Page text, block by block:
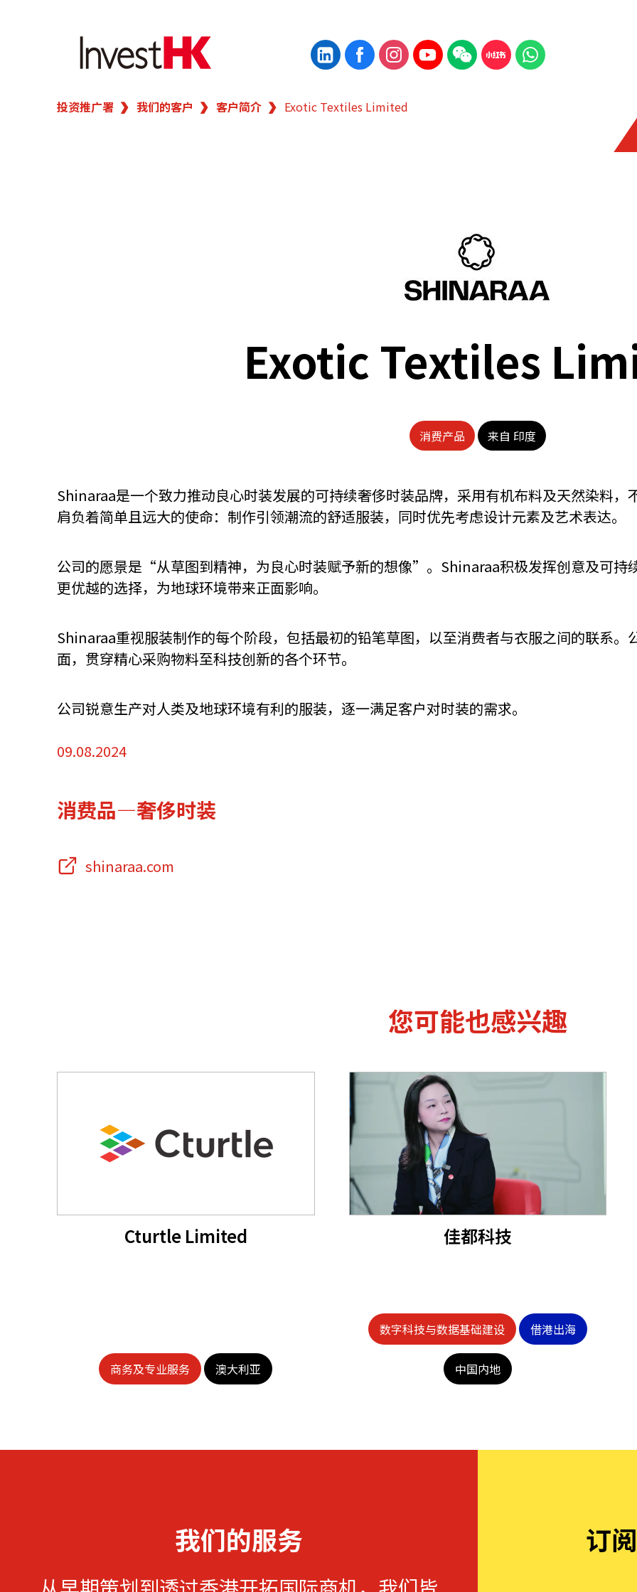
繁 简
资源中心 常见问题 商业机遇：政府招标公告
关联网站
香港家族办公室
投资推广署 我们的客户 客户简介 Exotic Textiles Limited
Exotic Textiles
消费产品 来自 印度
Shinaraa是一个致力推动良心时装发展的可持续奢侈时装品牌，采用有机布料及天然染料
肩负着简单且远大的使命：制作引领潮流的舒适服装，同时优先考虑设计元素及艺术表达。
公司的愿景是“从草图到精神，为良心时装赋予新的想像”。Shinaraa积极发挥创意及可持
更优越的选择，为地球环境带来正面影响。
Shinaraa重视服装制作的每个阶段，包括最初的铅笔草图，以至消费者与衣服之间的联系
面，贯穿精心采购物料至科技创新的各个环节。
公司锐意生产对人类及地球环境有利的服装，逐一满足客户对时装的需求。
09.08.2024
消费品—奢侈时装
shinaraa.com
您可能也感兴趣
Cturtle Limited
商务及专业服务 澳大利亚
佳都科技
数字科技与数据基础建设 借港出海
中国内地
我们的服务 订